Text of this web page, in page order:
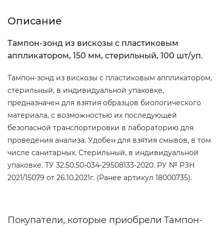
Описание
Тампон-зонд из вискозы с пластиковым
аппликатором, 150 мм, стерильный, 100 шт/уп.
Тампон-зонд из вискозы с пластиковым аппликатором,
стерильный, в индивидуальной упаковке,
предназначен для взятия образцов биологического
материала, с возможностью их последующей
безопасной транспортировки в лабораторию для
проведения анализа. Удобен для взятия смывов, в том
числе санитарных. Стерильный, в индивидуальной
упаковке. ТУ 32.50.50-034-29508133-2020. РУ № РЗН
2021/15079 от 26.10.2021г. (Ранее артикул 18000735).
Покупатели, которые приобрели Тампон-